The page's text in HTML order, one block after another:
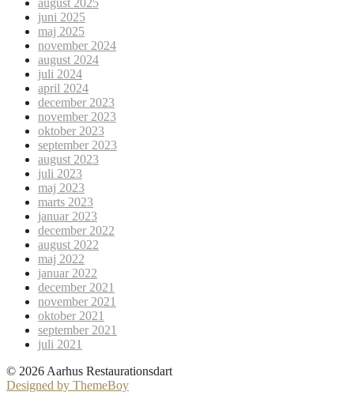
august 2025
juni 2025
maj 2025
november 2024
august 2024
juli 2024
april 2024
december 2023
november 2023
oktober 2023
september 2023
august 2023
juli 2023
maj 2023
marts 2023
januar 2023
december 2022
august 2022
maj 2022
januar 2022
december 2021
november 2021
oktober 2021
september 2021
juli 2021
© 2026 Aarhus Restaurationsdart
Designed by ThemeBoy